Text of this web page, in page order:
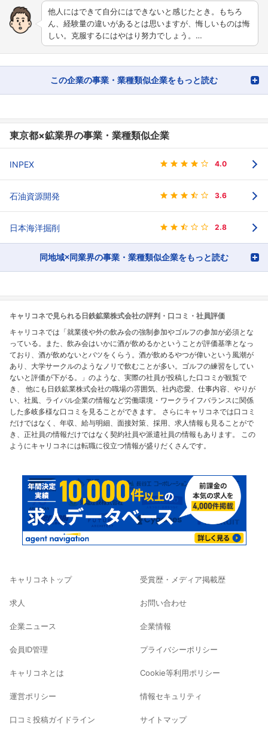
他人にはできて自分にはできないと感じたとき。もちろ
ん、経験量の違いがあるとは思いますが、悔しいものは悔
しい。克服するにはやはり努力でしょう。…
この企業の事業・業種類似企業をもっと読む
東京都×鉱業界の事業・業種類似企業
INPEX 4.0
石油資源開発 3.6
日本海洋掘削 2.8
同地域×同業界の事業・業種類似企業をもっと読む
キャリコネで見られる日鉄鉱業株式会社の評判・口コミ・社員評価
キャリコネでは「就業後や外の飲み会の強制参加やゴルフの参加が必須とな
っている。また、飲み会はいかに酒が飲めるかということが評価基準となっ
ており、酒が飲めないとバツをくらう。酒が飲めるやつが偉いという風潮が
あり、大学サークルのようなノリで飲むことが多い。ゴルフの練習をしてい
ないと評価が下がる。」のような、実際の社員が投稿した口コミが観覧で
き、 他にも日鉄鉱業株式会社の職場の雰囲気、社内恋愛、仕事内容、やりが
い、社風、ライバル企業の情報など労働環境・ワークライフバランスに関係
した多岐多様な口コミを見ることができます。 さらにキャリコネでは口コミ
だけではなく、年収、給与明細、面接対策、採用、求人情報も見ることがで
き、正社員の情報だけではなく契約社員や派遣社員の情報もあります。 この
ようにキャリコネには転職に役立つ情報が盛りだくさんです。
キャリコネトップ
求人
企業ニュース
会員ID管理
キャリコネとは
運営ポリシー
口コミ投稿ガイドライン
受賞歴・メディア掲載歴
お問い合わせ
企業情報
プライバシーポリシー
Cookie等利用ポリシー
情報セキュリティ
サイトマップ